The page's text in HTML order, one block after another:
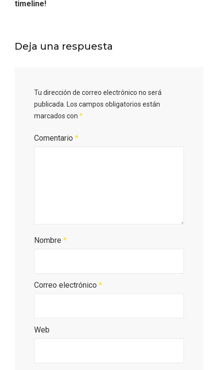
timeline!
Deja una respuesta
Tu dirección de correo electrónico no será
publicada.
Los campos obligatorios están
marcados con *
Comentario *
Nombre *
Correo electrónico *
Web
Aranda de Duero